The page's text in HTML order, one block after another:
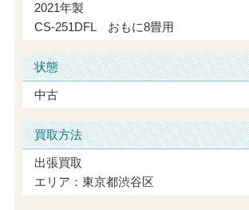
2021年製
CS-251DFL おもに8畳用
状態
中古
買取方法
出張買取
エリア：東京都渋谷区